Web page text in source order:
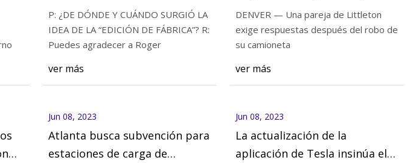
Jun 08, 2023
Cuando el gobierno dice energía verde,
algunas empresas invierten
P: ¿DE DÓNDE Y CUÁNDO SURGIÓ LA
IDEA DE LA “EDICIÓN DE FÁBRICA”? R:
Puedes agradecer a Roger
ver más
robaran su camioneta en
estacionamiento de DIA
DENVER — Una pareja de Littleton
exige respuestas después del robo de
su camioneta
ver más
Jun 08, 2023
Atlanta busca subvención para
estaciones de carga de
Jun 08, 2023
La actualización de la
aplicación de Tesla insinúa el